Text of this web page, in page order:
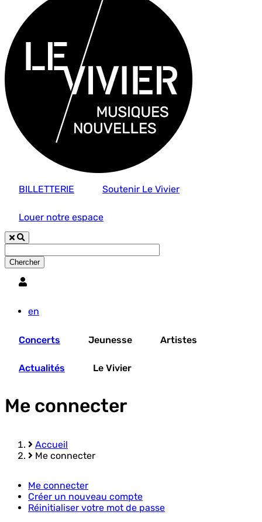
BILLETTERIE Soutenir Le Vivier
Louer notre espace
en
Concerts Jeunesse Artistes
Actualités Le Vivier
Me connecter
Fil
Accueil
Me connecter
Primary
tabs
Me connecter
Créer un nouveau compte
Réinitialiser votre mot de passe